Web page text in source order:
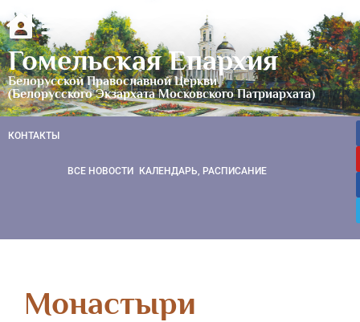
Гомельская Епархия
Белорусской Православной Церкви
(Белорусского Экзархата Московского Патриархата)
КОНТАКТЫ
ВСЕ НОВОСТИ КАЛЕНДАРЬ, РАСПИСАНИЕ
Монастыри